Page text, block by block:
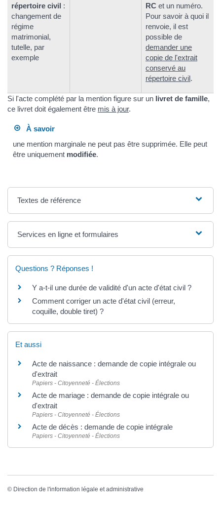
répertoire civil :
changement de
régime
matrimonial,
tutelle, par
exemple
RC et un numéro.
Pour savoir à quoi il
renvoie, il est
possible de
demander une
copie de l'extrait
conservé au
répertoire civil.
Si l'acte complété par la mention figure sur un livret de famille,
ce livret doit également être mis à jour.
À savoir
une mention marginale ne peut pas être supprimée. Elle peut
être uniquement modifiée.
Textes de référence
Services en ligne et formulaires
Questions ? Réponses !
Y a-t-il une durée de validité d'un acte d'état civil ?
Comment corriger un acte d'état civil (erreur,
coquille, double tiret) ?
Et aussi
Acte de naissance : demande de copie intégrale ou
d'extrait
Papiers - Citoyenneté - Élections
Acte de mariage : demande de copie intégrale ou
d'extrait
Papiers - Citoyenneté - Élections
Acte de décès : demande de copie intégrale
Papiers - Citoyenneté - Élections
© Direction de l'information légale et administrative